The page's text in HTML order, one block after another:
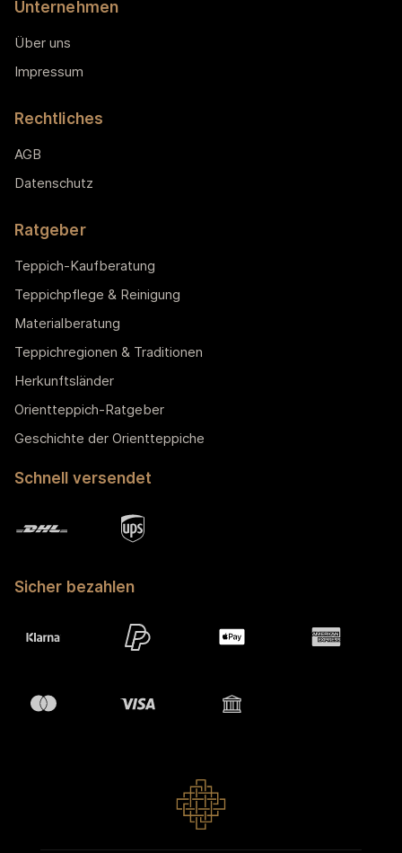
Unternehmen
Über uns
Impressum
Rechtliches
AGB
Datenschutz
Ratgeber
Teppich-Kaufberatung
Teppichpflege & Reinigung
Materialberatung
Teppichregionen & Traditionen
Herkunftsländer
Orientteppich-Ratgeber
Geschichte der Orientteppiche
Schnell versendet
Sicher bezahlen